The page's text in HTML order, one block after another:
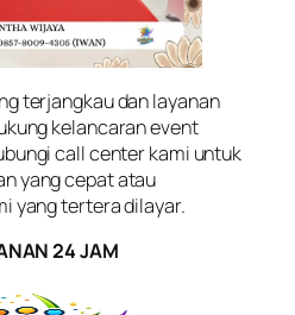
terjangkau dan layanan
kelancaran event
call center kami untuk
yang cepat atau
yang tertera dilayar.
24 JAM